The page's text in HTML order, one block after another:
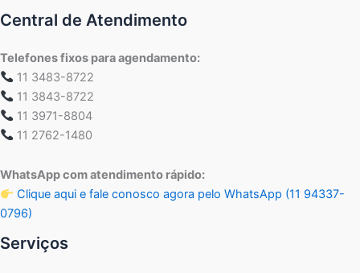
Central de Atendimento
Telefones fixos para agendamento:
11 3483-8722
11 3843-8722
11 3971-8804
11 2762-1480
WhatsApp com atendimento rápido:
Clique aqui e fale conosco agora pelo WhatsApp (11 94337-
0796)
Serviços